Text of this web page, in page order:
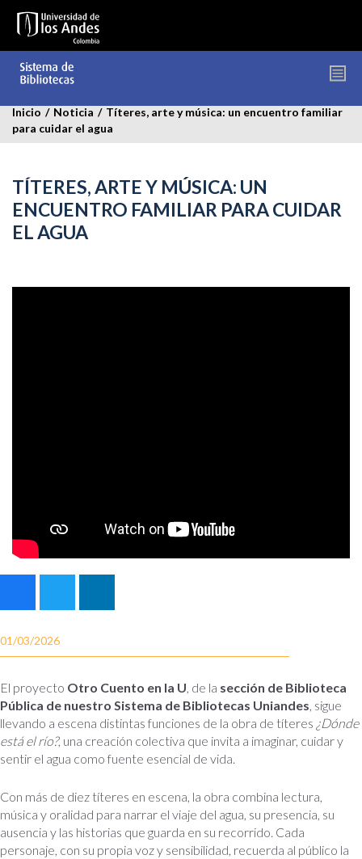
contenido
Inicio / Noticia / Títeres, arte y música: un encuentro familiar
para cuidar el agua
TÍTERES, ARTE Y MÚSICA: UN
ENCUENTRO FAMILIAR PARA CUIDAR
EL AGUA
01/03/2026
El proyecto Otro Cuento en la U, de la sección de Biblioteca
Pública de nuestro Sistema de Bibliotecas Uniandes, sigue
llevando a escena distintas funciones de la obra de títeres ¿Dónde
está el río?, una creación colectiva que invita a imaginar, cuidar y
sentir el agua como fuente esencial de vida.
Con más de diez títeres en escena, la obra combina lectura,
música y oralidad para narrar el viaje del agua, su presencia, su
ausencia y las historias que guarda en su recorrido. Cada
personaje, con su propia voz y sensibilidad, recuerda al público la